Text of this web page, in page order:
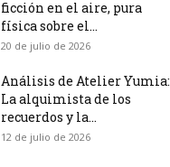
ficción en el aire, pura
física sobre el...
20 de julio de 2026
Análisis de Atelier Yumia:
La alquimista de los
recuerdos y la...
12 de julio de 2026